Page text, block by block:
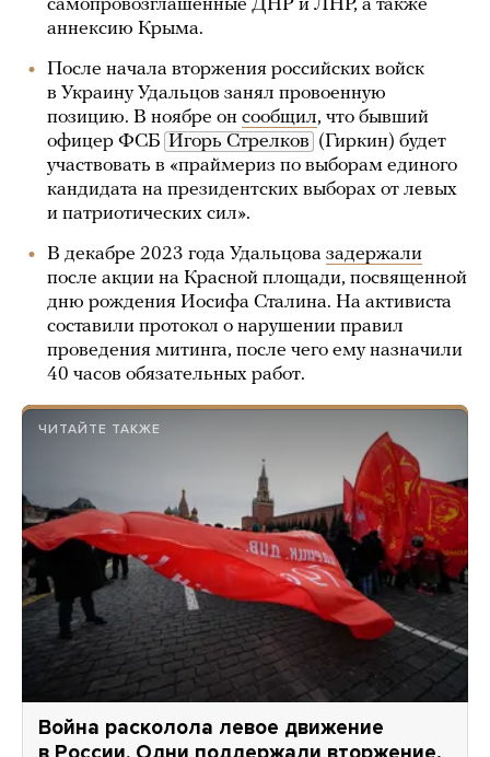
самопровозглашенные ДНР и ЛНР, а также
аннексию Крыма.
После начала вторжения российских войск
в Украину Удальцов занял провоенную
позицию. В ноябре он сообщил, что бывший
офицер ФСБ Игорь Стрелков (Гиркин) будет
участвовать в «праймериз по выборам единого
кандидата на президентских выборах от левых
и патриотических сил».
В декабре 2023 года Удальцова задержали
после акции на Красной площади, посвященной
дню рождения Иосифа Сталина. На активиста
составили протокол о нарушении правил
проведения митинга, после чего ему назначили
40 часов обязательных работ.
ЧИТАЙТЕ ТАКЖЕ
Война расколола левое движение